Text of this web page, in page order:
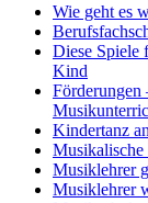
Wie geht es
Diese Spiele
Kind
Förderungen
Kindertanz
Musikalische
Musiklehrer
Musiklehrer